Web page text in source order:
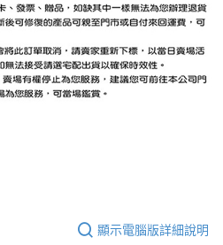
顯示電腦版詳細說明